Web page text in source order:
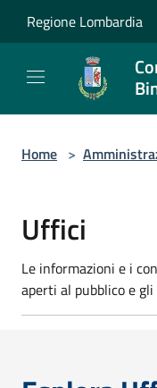
Regione Lombardia
Home >
Uffici
Le informazioni e i
aperti al pubblico e